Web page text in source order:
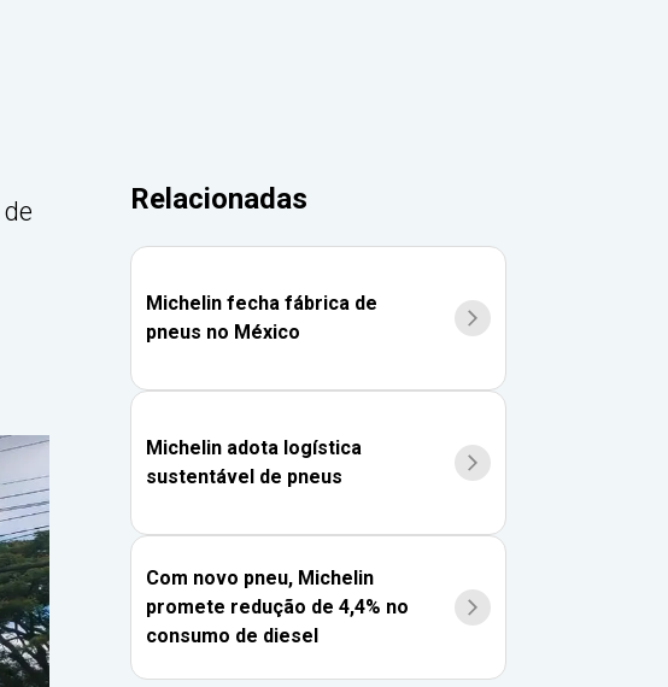
Relacionadas
Michelin fecha fábrica de
pneus no México
Michelin adota logística
sustentável de pneus
Com novo pneu, Michelin
promete redução de 4,4% no
consumo de diesel